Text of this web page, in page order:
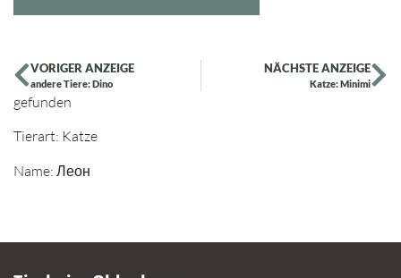
VORIGER ANZEIGE
andere Tiere: Dino
NÄCHSTE ANZEIGE
Katze: Minimi
gefunden
Tierart: Katze
Name: Леон